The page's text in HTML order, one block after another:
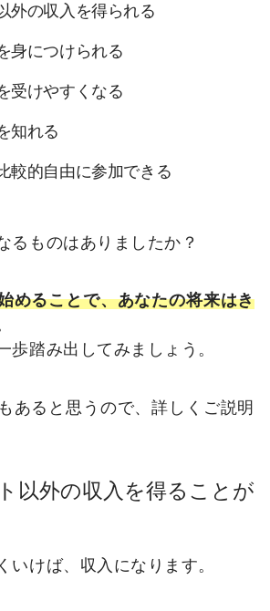
外の収入を得られる
身につけられる
受けやすくなる
知れる
較的自由に参加できる
るものはありましたか？
めることで、あなたの将来はき
歩踏み出してみましょう。
あると思うので、詳しくご説明
以外の収入を得ることが
いけば、収入になります。